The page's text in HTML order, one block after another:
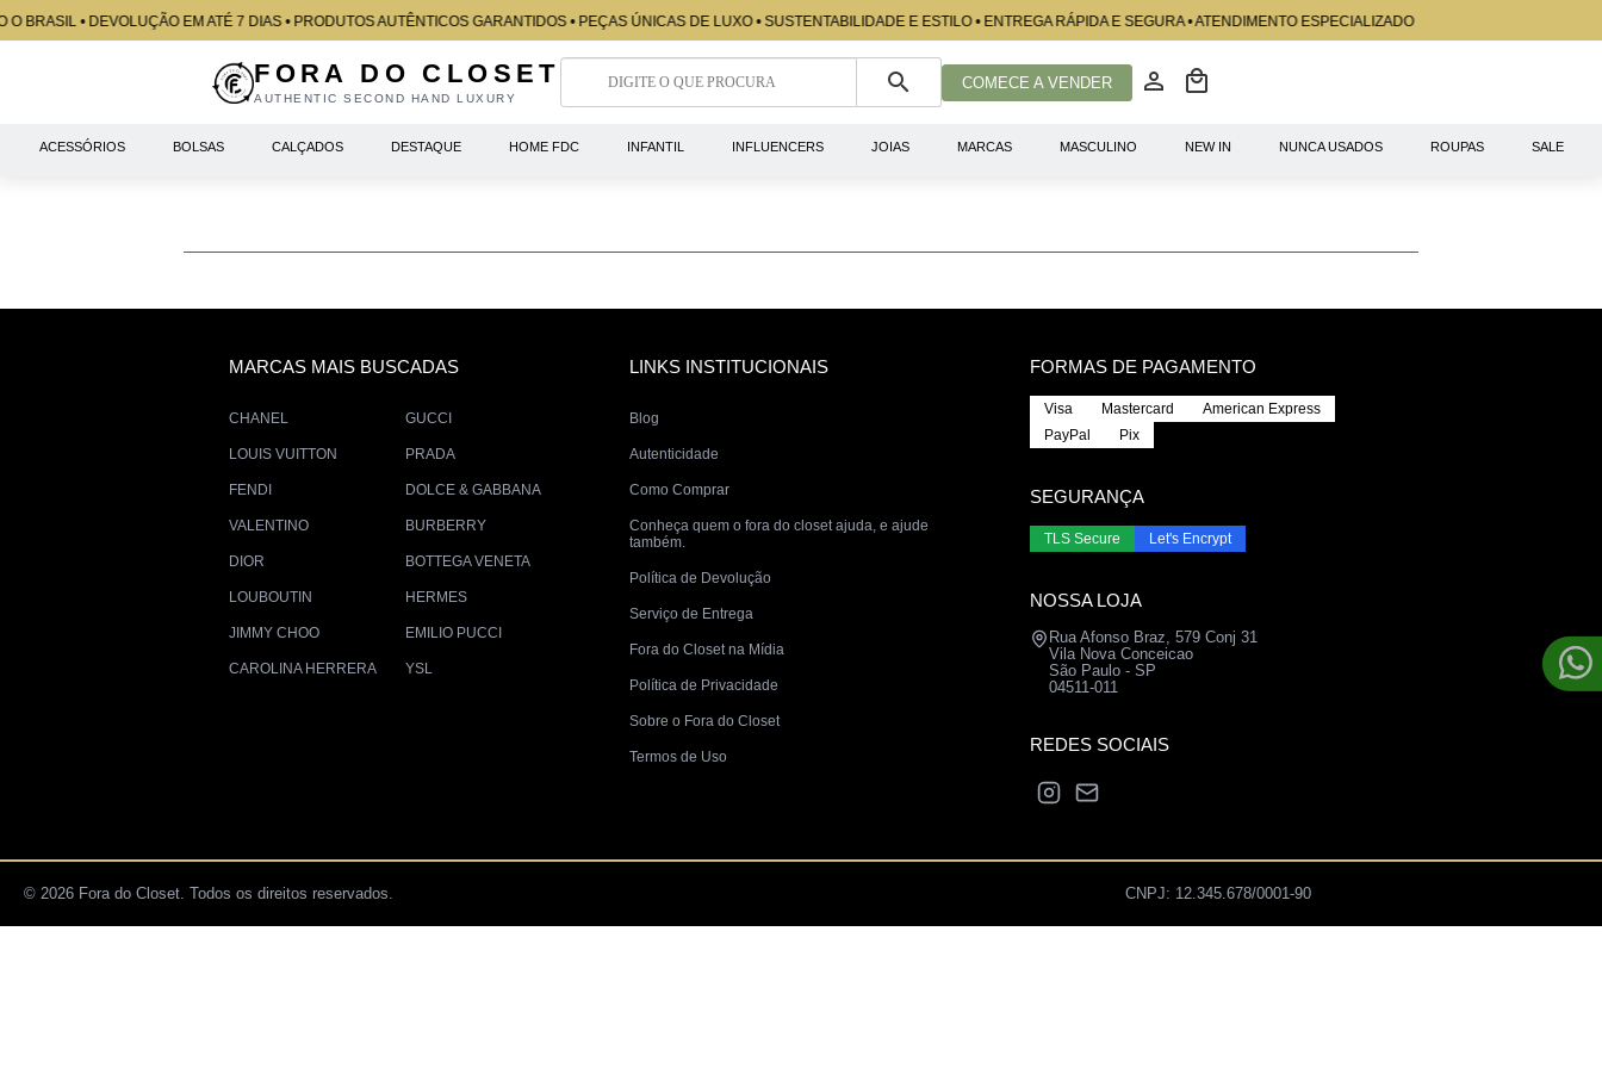
O BRASIL • DEVOLUÇÃO EM ATÉ 7 DIAS • PRODUTOS AUTÊNTICOS GARANTIDOS • PEÇAS ÚNICAS DE LUXO • SUSTENTABILIDADE E ESTILO • ENTREGA RÁPIDA E SEGURA • ATENDIMENTO ESPECIALIZADO
FORA DO CLOSET
AUTHENTIC SECOND HAND LUXURY
COMECE A VENDER
PEDIDOS
SAIR
ACESSÓRIOS BOLSAS CALÇADOS DESTAQUE HOME FDC INFANTIL INFLUENCERS JOIAS MARCAS MASCULINO NEW IN NUNCA USADOS ROUPAS SALE
MARCAS MAIS BUSCADAS
CHANEL GUCCI
LOUIS VUITTON PRADA
FENDI DOLCE & GABBANA
VALENTINO BURBERRY
DIOR BOTTEGA VENETA
LOUBOUTIN HERMES
JIMMY CHOO EMILIO PUCCI
CAROLINA HERRERA YSL
LINKS INSTITUCIONAIS
Blog
Autenticidade
Como Comprar
Conheça quem o fora do closet ajuda, e ajude
também.
Política de Devolução
Serviço de Entrega
Fora do Closet na Mídia
Política de Privacidade
Sobre o Fora do Closet
Termos de Uso
FORMAS DE PAGAMENTO
Visa Mastercard
American Express
PayPal
Pix
SEGURANÇA
TLS Secure Let's Encrypt
NOSSA LOJA
Rua Afonso Braz, 579 Conj 31
Vila Nova Conceicao
São Paulo - SP
04511-011
REDES SOCIAIS
© 2026 Fora do Closet. Todos os direitos reservados. CNPJ: 12.345.678/0001-90